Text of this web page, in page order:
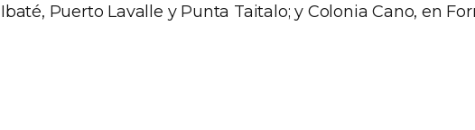
Ibaté, Puerto Lavalle y Punta Taitalo; y Colonia Cano, en